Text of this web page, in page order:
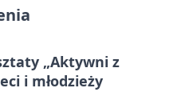
„Aktywni z
i młodzieży